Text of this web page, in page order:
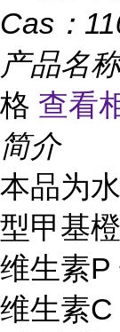
Cas：
产品名称
格 查看
简介
本品为
型甲基
维生素P
维生素C